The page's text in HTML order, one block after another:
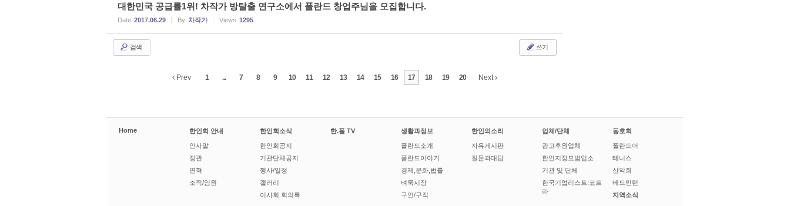
대한민국 공급률1위! 차작가 방탈출 연구소에서 폴란드 창업주님을 모집합니다.
Date 2017.06.29 By 차작가 Views 1295
검색 쓰기
Prev 1 ... 7 8 9 10 11 12 13 14 15 16 17 18 19 20 Next
Home 한인회 안내
인사말
정관
연혁
조직/임원
한인회소식
한인회공지
기관단체공지
행사/일정
갤러리
이사회 회의록
한.폴 TV 생활과정보
폴란드소개
폴란드이야기
경제,문화,법률
벼룩시장
구인/구직
한인의소리
자유게시판
질문과대답
업체/단체
광고후원업체
한인지정모범업소
기관 및 단체
한국기업리스트:코트
라
동호회
폴란드어
테니스
산악회
베드민턴
지역소식